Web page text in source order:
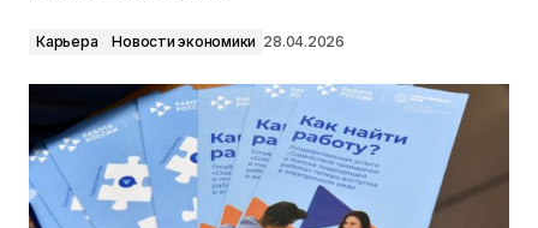
Карьера Новости экономики 28.04.2026